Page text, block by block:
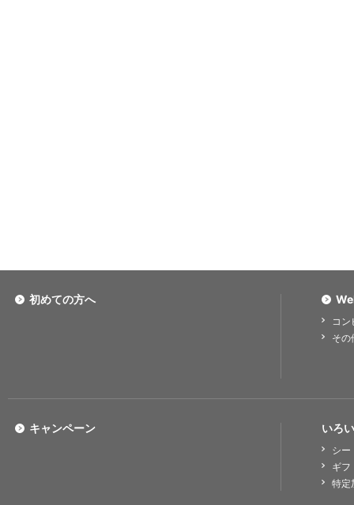
初めての方へ
コ
その
いろ
シー
ギフ
特定
キャンペーン